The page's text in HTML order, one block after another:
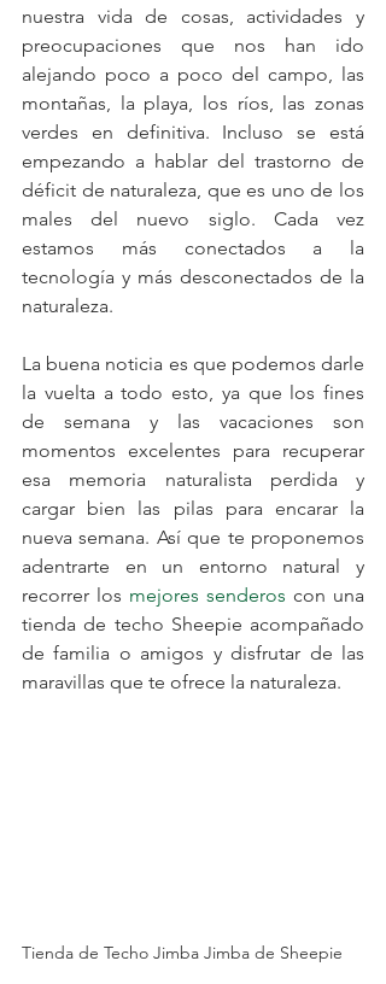
nuestra vida de cosas, actividades y
preocupaciones que nos han ido
alejando poco a poco del campo, las
montañas, la playa, los ríos, las zonas
verdes en definitiva. Incluso se está
empezando a hablar del trastorno de
déficit de naturaleza, que es uno de los
males del nuevo siglo. Cada vez
estamos más conectados a la
tecnología y más desconectados de la
naturaleza.
La buena noticia es que podemos darle
la vuelta a todo esto, ya que los fines
de semana y las vacaciones son
momentos excelentes para recuperar
esa memoria naturalista perdida y
cargar bien las pilas para encarar la
nueva semana. Así que te proponemos
adentrarte en un entorno natural y
recorrer los mejores senderos con una
tienda de techo Sheepie acompañado
de familia o amigos y disfrutar de las
maravillas que te ofrece la naturaleza.
Tienda de Techo Jimba Jimba de Sheepie